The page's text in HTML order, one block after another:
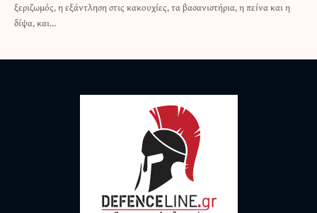
ξεριζωμός, η εξάντληση στις κακουχίες, τα βασανιστήρια, η πείνα και η
δίψα, και…